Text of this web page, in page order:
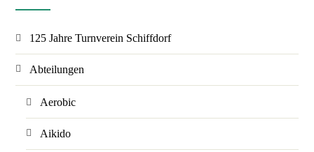
125 Jahre Turnverein Schiffdorf
Abteilungen
Aerobic
Aikido